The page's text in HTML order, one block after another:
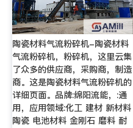
陶瓷材料气流粉碎机-陶瓷材料
气流粉碎机，粉碎机，这里云集
了众多的供应商，采购商，制造
商。这是陶瓷材料气流粉碎机的
详细页面。品牌:绵阳流能，:通
用，应用领域:化工 建材 新材料
陶瓷 电池材料 金刚石 磨料 耐